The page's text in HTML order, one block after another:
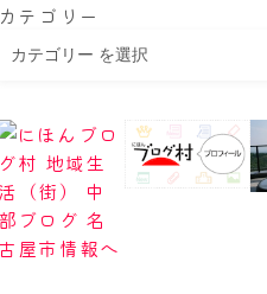
カテゴリー